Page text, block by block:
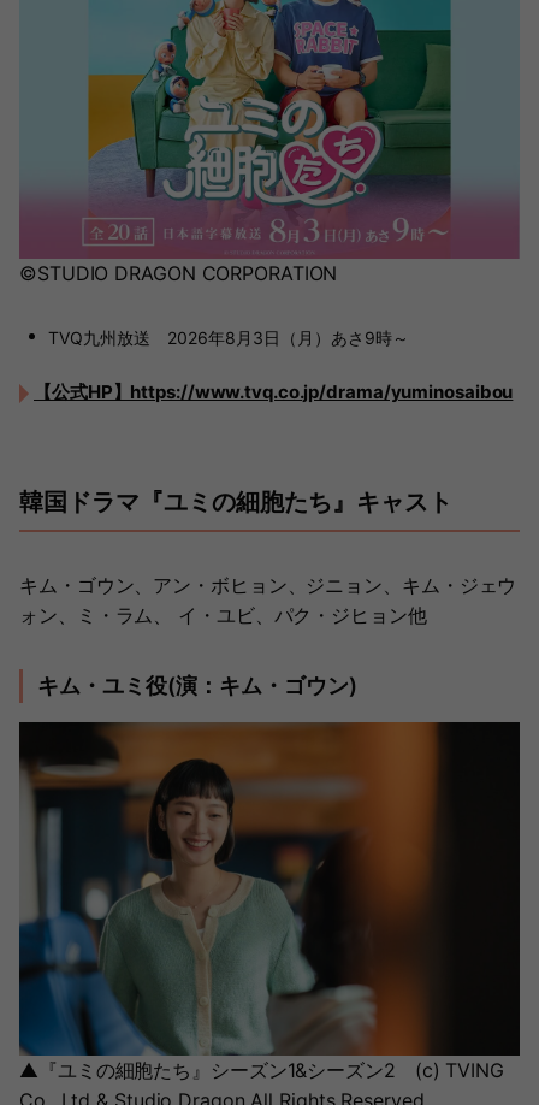
©STUDIO DRAGON CORPORATION
TVQ九州放送 2026年8月3日（月）あさ9時～
【公式HP】https://www.tvq.co.jp/drama/yuminosaibou
韓国ドラマ『ユミの細胞たち』キャスト
キム・ゴウン、アン・ボヒョン、ジニョン、キム・ジェウ
ォン、ミ・ラム、 イ・ユビ、パク・ジヒョン他
キム・ユミ役(演：キム・ゴウン)
▲『ユミの細胞たち』シーズン1&シーズン2 (c) TVING